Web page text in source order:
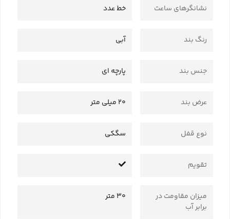
نشانگرهای ساعت خط عدد
رنگ بند آبی
جنس بند پارچه ای
عرض بند 20 میلی متر
نوع قفل سگکی
تقویم
میزان مقاومت در
برابر آب
30 متر